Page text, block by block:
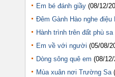
Em bé đánh giầy (08/12/
Đêm Gành Hào nghe điệu
Hành trình trên đất phù sa
Em về với người (05/08/
Dòng sông quê em (08/
Mùa xuân nơi Trường Sa